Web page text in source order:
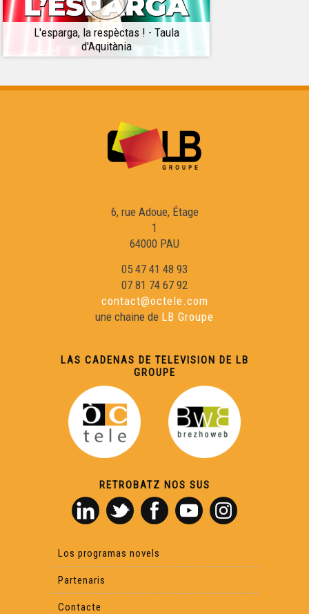
L'esparga, la respèctas ! - Taula
d'Aquitània
6, rue Adoue, Étage
1
64000 PAU
05 47 41 48 93
07 81 74 67 92
contact@octele.com
une chaine de LB Groupe
LAS CADENAS DE TELEVISION DE LB
GROUPE
RETROBATZ NOS SUS
Los programas novels
Partenaris
Contacte